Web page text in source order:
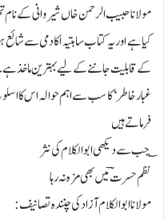
مولانا حبیب الرحمن خاں شیروانی کے
کیا ہے اور یہ کتاب ساہتیہ اکادمی سے
کےقابلیت جاننے کے لیے بہترین ماخذ
غبارخاطر‘ کا سب سے اہم حوالہ اس کا
فرماتے ہیں
؎جب سے دیکھی ابوالکلام کی نثر
نظم حسرتؔ میں بھی مزہ نہ رہا
مولانا ابوالکلام آزاد کی چنندہ تصانیف: